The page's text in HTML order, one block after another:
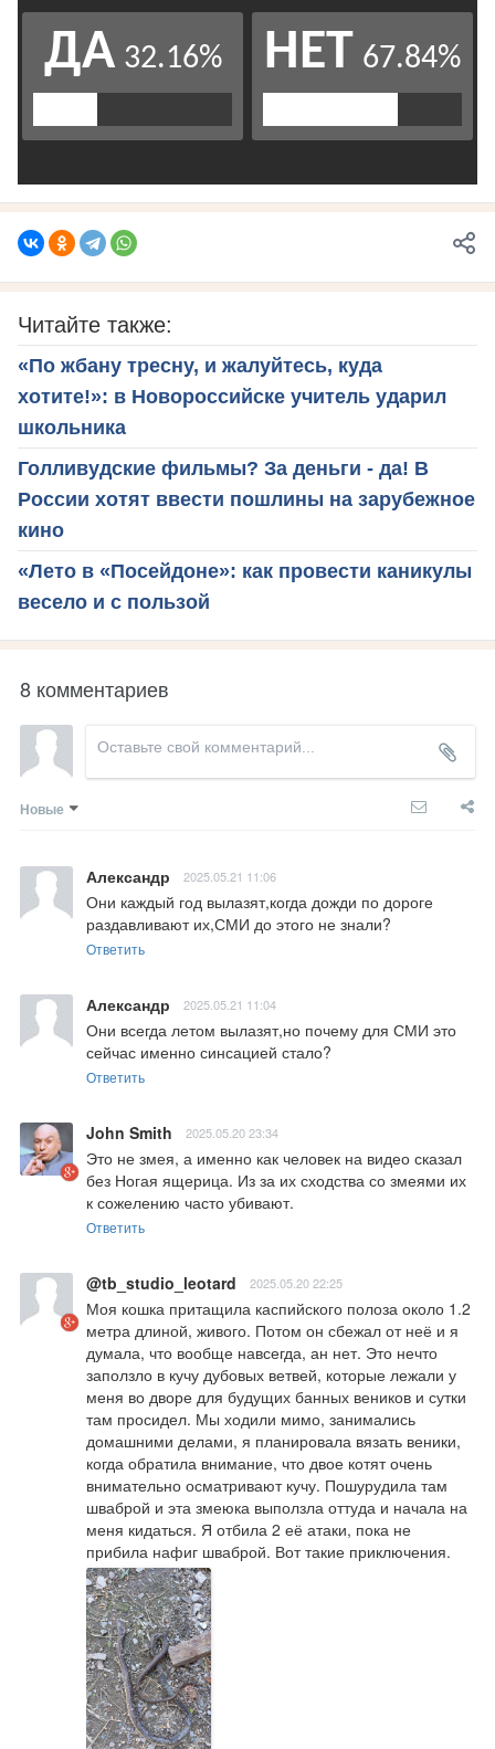
Читайте также:
«По жбану тресну, и жалуйтесь, куда
хотите!»: в Новороссийске учитель ударил
школьника
Голливудские фильмы? За деньги - да! В
России хотят ввести пошлины на зарубежное
кино
«Лето в «Посейдоне»: как провести каникулы
весело и с пользой
8 комментариев
Новые
Александр 2025.05.21 11:06
Они каждый год вылазят,когда дожди по дороге
раздавливают их,СМИ до этого не знали?
Ответить
Александр 2025.05.21 11:04
Они всегда летом вылазят,но почему для СМИ это
сейчас именно синсацией стало?
Ответить
John Smith 2025.05.20 23:34
Это не змея, а именно как человек на видео сказал
без Ногая ящерица. Из за их сходства со змеями их
к сожелению часто убивают.
Ответить
@tb_studio_leotard 2025.05.20 22:25
Моя кошка притащила каспийского полоза около 1.2
метра длиной, живого. Потом он сбежал от неё и я
думала, что вообще навсегда, ан нет. Это нечто
заползло в кучу дубовых ветвей, которые лежали у
меня во дворе для будущих банных веников и сутки
там просидел. Мы ходили мимо, занимались
домашними делами, я планировала вязать веники,
когда обратила внимание, что двое котят очень
внимательно осматривают кучу. Пошурудила там
шваброй и эта змеюка выползла оттуда и начала на
меня кидаться. Я отбила 2 её атаки, пока не
прибила нафиг шваброй. Вот такие приключения.